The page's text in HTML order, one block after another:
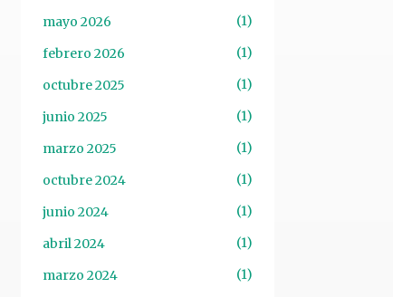
mayo 2026
1
febrero 2026
1
octubre 2025
1
junio 2025
1
marzo 2025
1
octubre 2024
1
junio 2024
1
abril 2024
1
marzo 2024
1